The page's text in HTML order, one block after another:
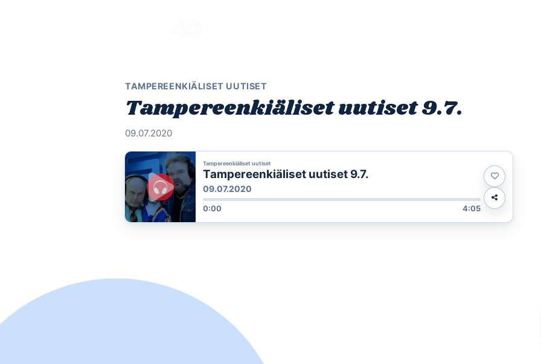
TAMPEREENKIÄLISET UUTISET
Tampereenkiäliset uutiset 9.7.
09.07.2020
Tampereenkiäliset uutiset
Tampereenkiäliset uutiset 9.7.
09.07.2020
0:00 4:05